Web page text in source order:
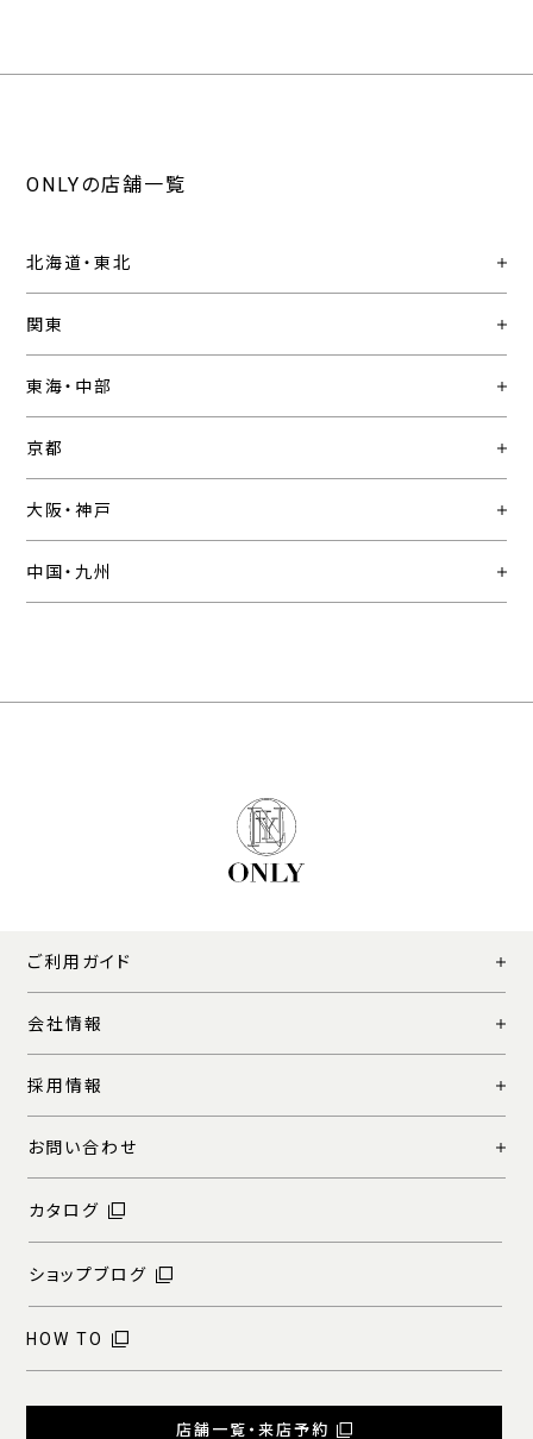
ONLYの店舗一覧
北海道・東北
関東
東海・中部
京都
大阪・神戸
中国・九州
ご利用ガイド
会社情報
採用情報
お問い合わせ
カタログ
ショップブログ
HOW TO
店舗一覧・来店予約